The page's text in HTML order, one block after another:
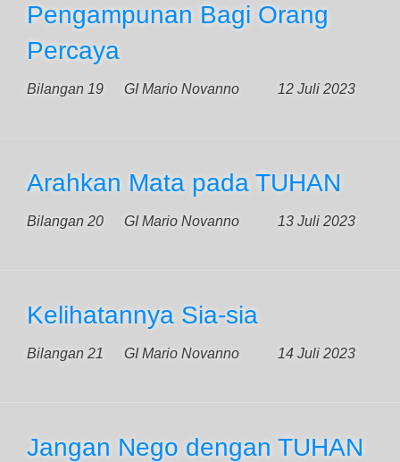
Pengampunan Bagi Orang
Percaya
Bilangan 19 12 Juli 2023
GI Mario Novanno
Arahkan Mata pada TUHAN
Bilangan 20 13 Juli 2023
GI Mario Novanno
Kelihatannya Sia-sia
Bilangan 21 14 Juli 2023
GI Mario Novanno
Jangan Nego dengan TUHAN